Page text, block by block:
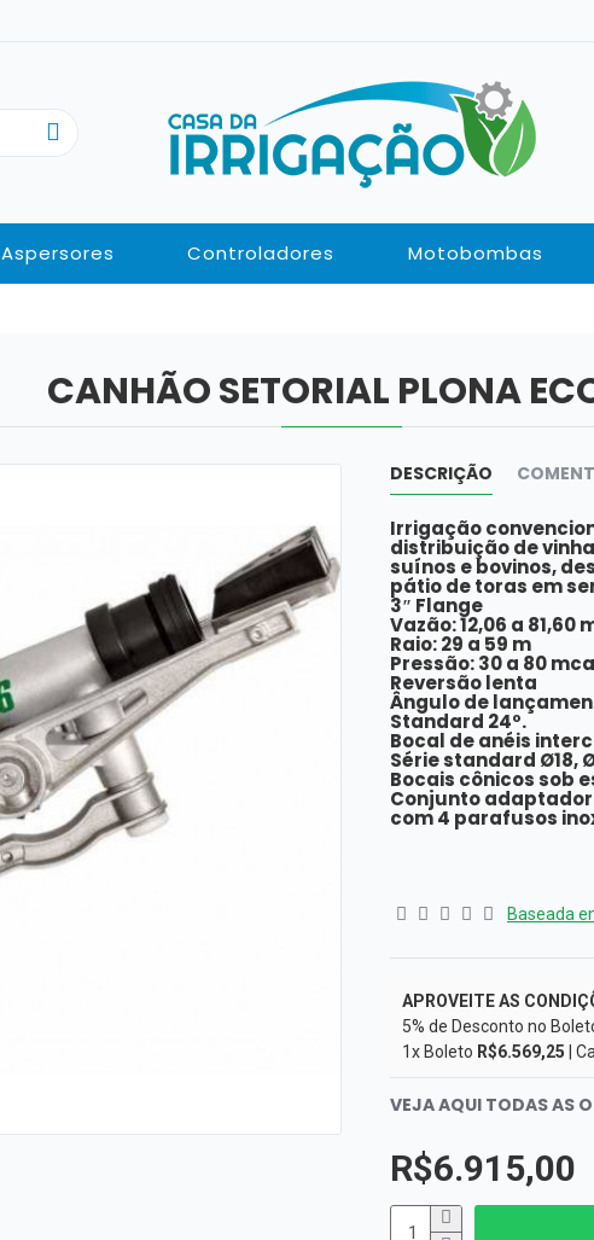
Aspersores Controladores Motobombas
CANHÃO SETORIAL PLONA
DESCRIÇÃO
Irrigação
distribuição de
suínos e bovinos,
pátio de toras em
3″ Flange
Vazão: 12,06 a 81,60
Raio: 29 a 59 m
Pressão: 30 a 80 mca
Reversão lenta
Ângulo de
Standard 24º.
Bocal de anéis
Série standard Ø18,
Bocais cônicos sob
Conjunto adaptador
com 4 parafusos
Baseada
APROVEITE AS
5% de Desconto no
1x Boleto R$6.569,25 |
VEJA AQUI TODAS AS
R$6.915,00